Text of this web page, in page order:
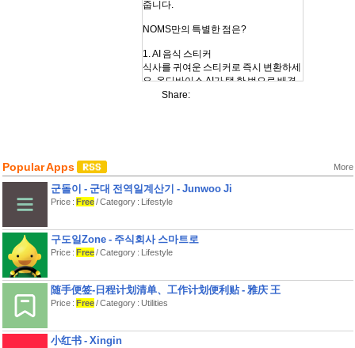
줍니다.
NOMS만의 특별한 점은?
1. AI 음식 스티커
식사를 귀여운 스티커로 즉시 변환하세
요. 온디바이스 AI가 탭 한 번으로 배경
을 제거하여, 영원히 간직하고 싶은 디
스킨 중 골라보세요. 짧은 영상을 시청
하면 어떤 PRO 스킨이든 24시간 무료
3. AI 영양 추정
사진 한 장이면 몇 초 만에 칼로리와 영
사를 분석하여 칼로리, 탄수화물, 단백
질, 지방을 자동으로 추정합니다. 현지
음식에도 잘 작동해요.
4. 캘린더 푸드 저널
Share:
Popular Apps More
군돌이 - 군대 전역일계산기 - Junwoo Ji
Price : Free/ Category : Lifestyle
구도일Zone - 주식회사 스마트로
Price : Free/ Category : Lifestyle
随手便签-日程计划清单、工作计划便利贴 - 雅庆 王
Price : Free/ Category : Utilities
小红书 - Xingin